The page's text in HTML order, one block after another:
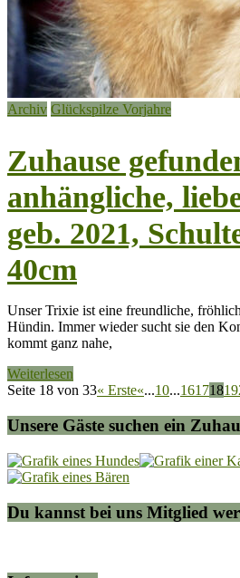
Archiv Glückspilze Vorjahre
Zuhause
anhängliche,
geb. 2021,
40cm
Unser Trixie ist eine freundliche,
Hündin. Immer wieder sucht sie den
kommt ganz nahe,
Weiterlesen
Seite 18 von 33« Erste«...10...16171819
Unsere Gäste suchen ein
Du kannst bei uns Mitglied